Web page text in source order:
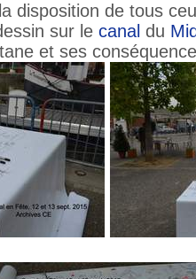
disposition de tous
sur le canal du
et ses